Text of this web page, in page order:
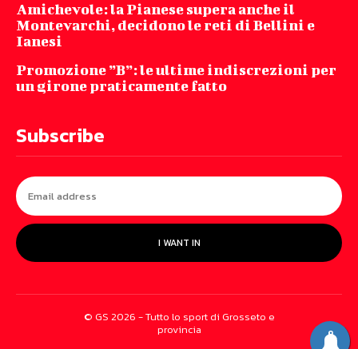
Amichevole: la Pianese supera anche il
Montevarchi, decidono le reti di Bellini e
Ianesi
Promozione ”B”: le ultime indiscrezioni per
un girone praticamente fatto
Subscribe
I WANT IN
© GS 2026 - Tutto lo sport di Grosseto e
provincia